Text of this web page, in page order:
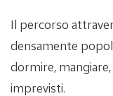
Il percorso
densamente
dormire,
imprevisti.